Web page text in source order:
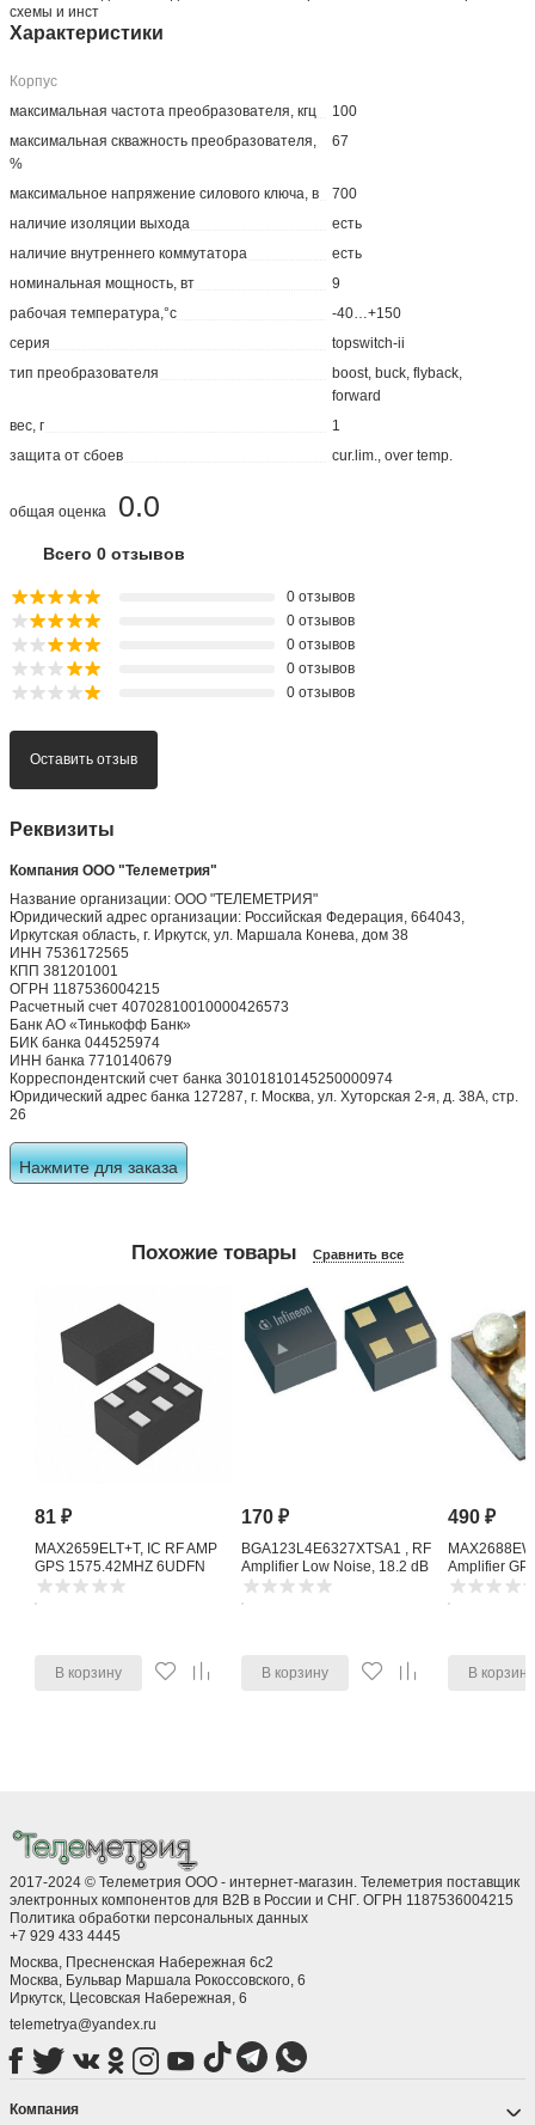
схемы и инст
Характеристики
Корпус
максимальная частота преобразователя, кгц
100
максимальная скважность преобразователя,
%
67
максимальное напряжение силового ключа, в
700
наличие изоляции выхода
есть
наличие внутреннего коммутатора
есть
номинальная мощность, вт
9
рабочая температура,°с
-40…+150
серия
topswitch-ii
тип преобразователя
boost, buck, flyback,
forward
вес, г
1
защита от сбоев
cur.lim., over temp.
0.0
общая оценка
Всего 0 отзывов
0 отзывов
0 отзывов
0 отзывов
0 отзывов
0 отзывов
Оставить отзыв
Реквизиты
Компания ООО "Телеметрия"
Название организации: ООО "ТЕЛЕМЕТРИЯ"
Юридический адрес организации: Российская Федерация, 664043,
Иркутская область, г. Иркутск, ул. Маршала Конева, дом 38
ИНН 7536172565
КПП 381201001
ОГРН 1187536004215
Расчетный счет 40702810010000426573
Банк АО «Тинькофф Банк»
БИК банка 044525974
ИНН банка 7710140679
Корреспондентский счет банка 30101810145250000974
Юридический адрес банка 127287, г. Москва, ул. Хуторская 2-я, д. 38А, стр.
26
Нажмите для заказа
Похожие товары Сравнить все
81₽
MAX2659ELT+T, IC RF AMP
GPS 1575.42MHZ 6UDFN
В корзину
170₽
BGA123L4E6327XTSA1 , RF
Amplifier Low Noise, 18.2 dB
1615 MHz, 4-Pin TSLP-4-11
В корзину
490₽
Amplifier
Noise
В корзину
2017-2024 © Телеметрия ООО - интернет-магазин. Телеметрия поставщик
электронных компонентов для B2B в России и СНГ. ОГРН 1187536004215
Политика обработки персональных данных
+7 929 433 4445
Москва, Пресненская Набережная 6с2
Москва, ​Бульвар Маршала Рокоссовского, 6
Иркутск, ​Цесовская Набережная, 6
telemetrya@yandex.ru
Компания